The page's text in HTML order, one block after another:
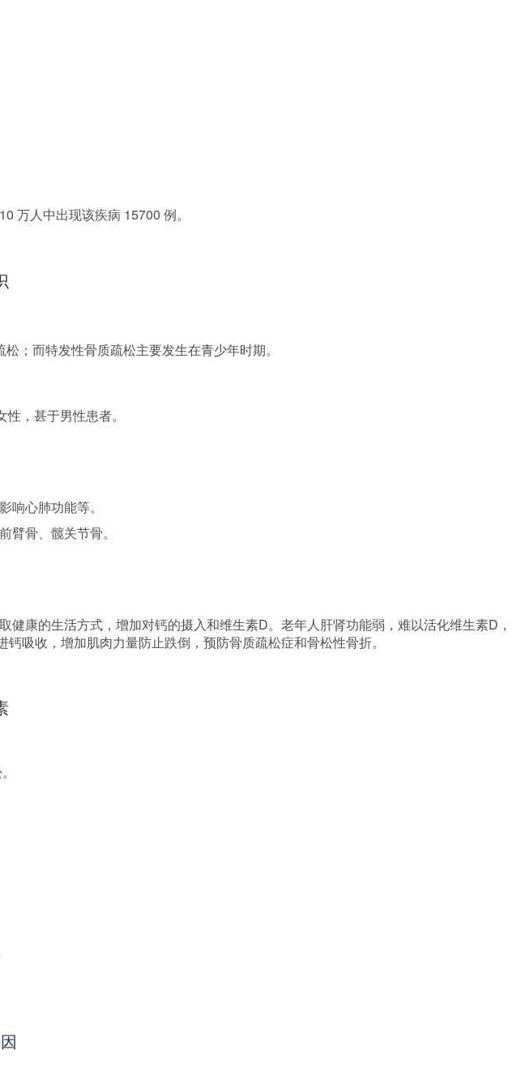
万人中出现该疾病 15700 例。
；而特发性骨质疏松主要发生在青少年时期。
，甚于男性患者。
心肺功能等。
骨、髋关节骨。
康的生活方式，增加对钙的摄入和维生素D。老年人肝肾功能弱，难以活化维生素D，
吸收，增加肌肉力量防止跌倒，预防骨质疏松症和骨松性骨折。